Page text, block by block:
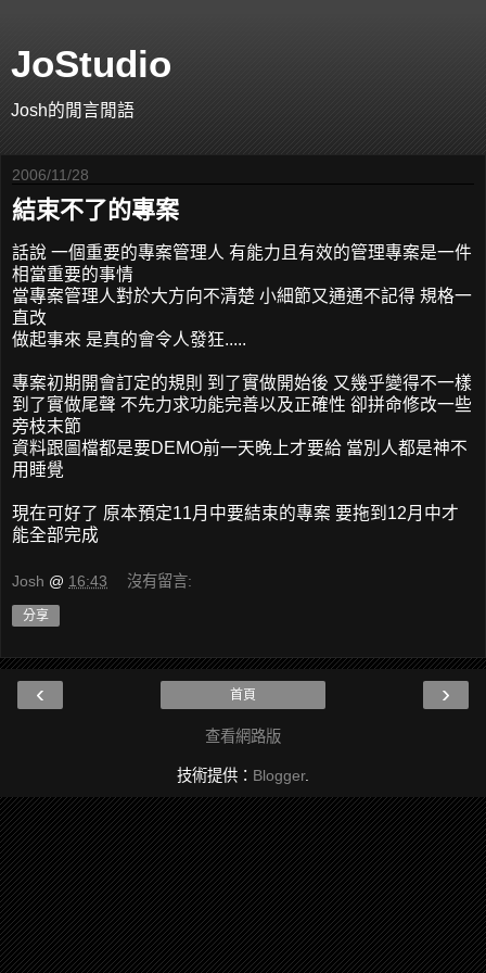
JoStudio
Josh的閒言閒語
2006/11/28
結束不了的專案
話說 一個重要的專案管理人 有能力且有效的管理專案是一件
相當重要的事情
當專案管理人對於大方向不清楚 小細節又通通不記得 規格一
直改
做起事來 是真的會令人發狂.....
專案初期開會訂定的規則 到了實做開始後 又幾乎變得不一樣
到了實做尾聲 不先力求功能完善以及正確性 卻拼命修改一些
旁枝末節
資料跟圖檔都是要DEMO前一天晚上才要給 當別人都是神不
用睡覺
現在可好了 原本預定11月中要結束的專案 要拖到12月中才
能全部完成
Josh @ 16:43 沒有留言:
分享
‹ ›
首頁
查看網路版
技術提供： Blogger.